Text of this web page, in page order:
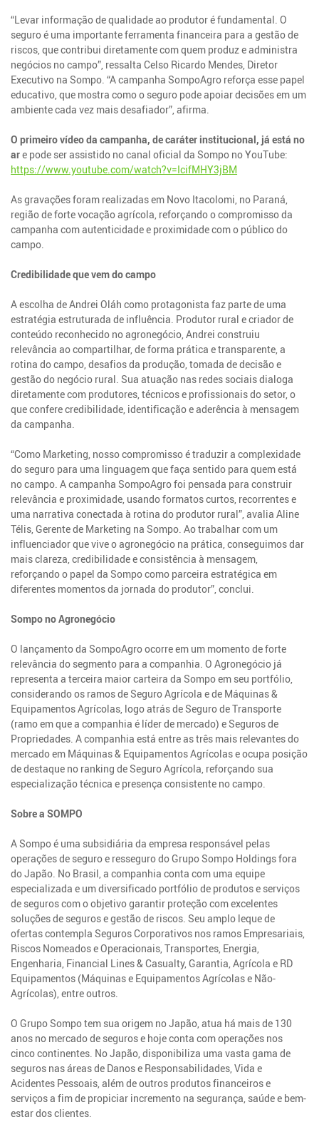
“Levar informação de qualidade ao produtor é fundamental. O
seguro é uma importante ferramenta financeira para a gestão de
riscos, que contribui diretamente com quem produz e administra
negócios no campo”, ressalta Celso Ricardo Mendes, Diretor
Executivo na Sompo. “A campanha SompoAgro reforça esse papel
educativo, que mostra como o seguro pode apoiar decisões em um
ambiente cada vez mais desafiador”, afirma.
O primeiro vídeo da campanha, de caráter institucional, já está no
are pode ser assistido no canal oficial da Sompo no YouTube:
https://www.youtube.com/watch?v=IcifMHY3jBM
As gravações foram realizadas em Novo Itacolomi, no Paraná,
região de forte vocação agrícola, reforçando o compromisso da
campanha com autenticidade e proximidade com o público do
campo.
Credibilidade que vem do campo
A escolha de Andrei Oláh como protagonista faz parte de uma
estratégia estruturada de influência. Produtor rural e criador de
conteúdo reconhecido no agronegócio, Andrei construiu
relevância ao compartilhar, de forma prática e transparente, a
rotina do campo, desafios da produção, tomada de decisão e
gestão do negócio rural. Sua atuação nas redes sociais dialoga
diretamente com produtores, técnicos e profissionais do setor, o
que confere credibilidade, identificação e aderência à mensagem
da campanha.
“Como Marketing, nosso compromisso é traduzir a complexidade
do seguro para uma linguagem que faça sentido para quem está
no campo. A campanha SompoAgro foi pensada para construir
relevância e proximidade, usando formatos curtos, recorrentes e
uma narrativa conectada à rotina do produtor rural”, avalia Aline
Télis, Gerente de Marketing na Sompo. Ao trabalhar com um
influenciador que vive o agronegócio na prática, conseguimos dar
mais clareza, credibilidade e consistência à mensagem,
reforçando o papel da Sompo como parceira estratégica em
diferentes momentos da jornada do produtor”, conclui.
Sompo no Agronegócio
O lançamento da SompoAgro ocorre em um momento de forte
relevância do segmento para a companhia. O Agronegócio já
representa a terceira maior carteira da Sompo em seu portfólio,
considerando os ramos de Seguro Agrícola e de Máquinas &
Equipamentos Agrícolas, logo atrás de Seguro de Transporte
(ramo em que a companhia é líder de mercado) e Seguros de
Propriedades. A companhia está entre as três mais relevantes do
mercado em Máquinas & Equipamentos Agrícolas e ocupa posição
de destaque no ranking de Seguro Agrícola, reforçando sua
especialização técnica e presença consistente no campo.
Sobre a SOMPO
A Sompo é uma subsidiária da empresa responsável pelas
operações de seguro e resseguro do Grupo Sompo Holdings fora
do Japão. No Brasil, a companhia conta com uma equipe
especializada e um diversificado portfólio de produtos e serviços
de seguros com o objetivo garantir proteção com excelentes
soluções de seguros e gestão de riscos. Seu amplo leque de
ofertas contempla Seguros Corporativos nos ramos Empresariais,
Riscos Nomeados e Operacionais, Transportes, Energia,
Engenharia, Financial Lines & Casualty, Garantia, Agrícola e RD
Equipamentos (Máquinas e Equipamentos Agrícolas e Não-
Agrícolas), entre outros.
O Grupo Sompo tem sua origem no Japão, atua há mais de 130
anos no mercado de seguros e hoje conta com operações nos
cinco continentes. No Japão, disponibiliza uma vasta gama de
seguros nas áreas de Danos e Responsabilidades, Vida e
Acidentes Pessoais, além de outros produtos financeiros e
serviços a fim de propiciar incremento na segurança, saúde e bem-
estar dos clientes.